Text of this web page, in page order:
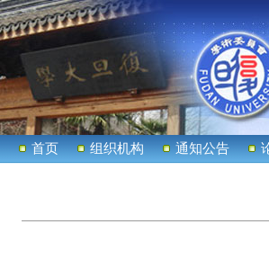
首页 组织机构 通知公告